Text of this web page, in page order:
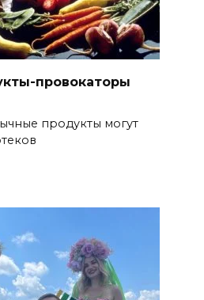
провокаторы
продукты могут